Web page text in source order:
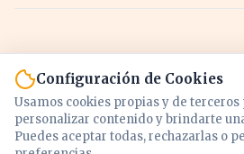
Configuración de Cookies
Usamos cookies propias y de
personalizar contenido y brindarte
Puedes aceptar todas, rechazarlas o